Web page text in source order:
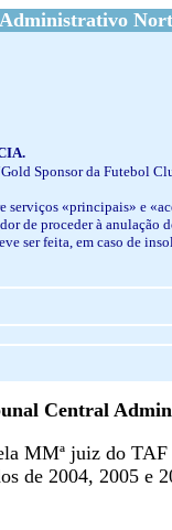
Sponsor da Futebol
«principais» e
de proceder à
ser feita, em caso de
Central
MMª juiz do
de 2004, 2005 e